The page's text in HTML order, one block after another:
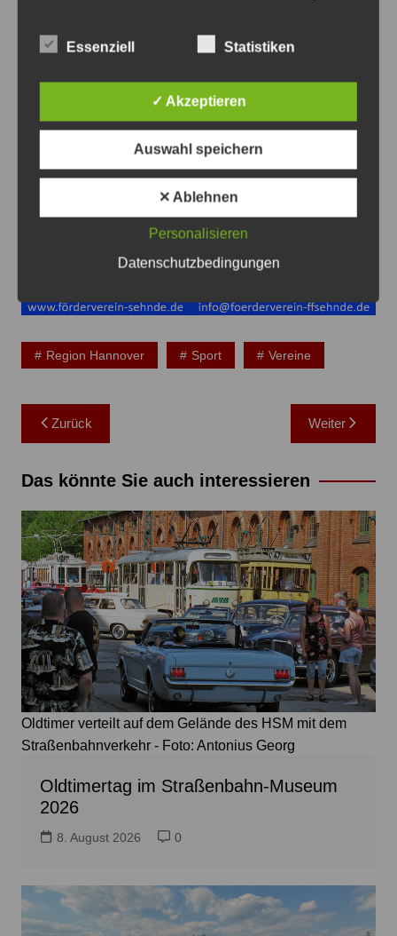
als wichtigen Baustein für die Weiterentwicklung der
Mannschaft hervorhebt.
Region Hannover Sport Vereine
Beitragsnavigation
Zurück Weiter
Das könnte Sie auch interessieren
Oldtimer verteilt auf dem Gelände des HSM mit dem
Straßenbahnverkehr - Foto: Antonius Georg
Oldtimertag im Straßenbahn-Museum
2026
8. August 2026 0
Essenziell Statistiken
✓ Akzeptieren
Auswahl speichern
✕ Ablehnen
Personalisieren
Datenschutzbedingungen